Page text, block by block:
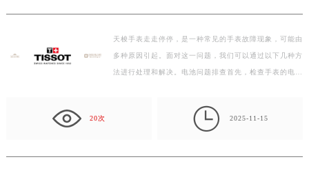
天梭手表走走停停，是一种常见的手表故障现象，可能由
多种原因引起。面对这一问题，我们可以通过以下几种方
法进行处理和解决。电池问题排查首先，检查手表的电
20次  2025-11-15